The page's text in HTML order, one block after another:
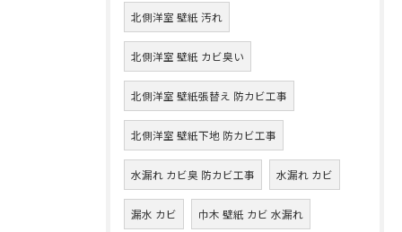
北側洋室 壁紙 汚れ
北側洋室 壁紙 カビ臭い
北側洋室 壁紙張替え 防カビ工事
北側洋室 壁紙下地 防カビ工事
水漏れ カビ臭 防カビ工事 水漏れ カビ
漏水 カビ 巾木 壁紙 カビ 水漏れ